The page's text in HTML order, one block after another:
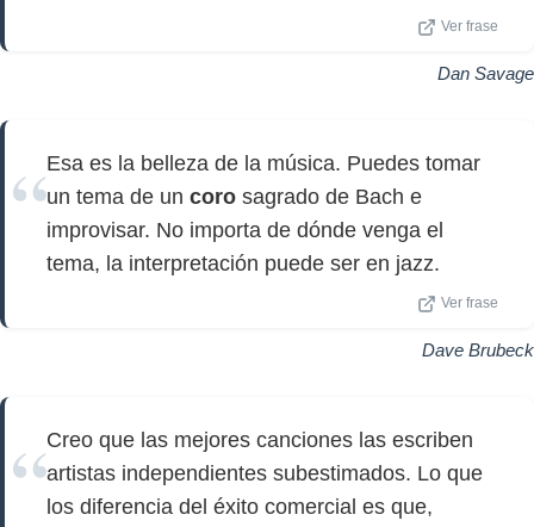
Ver frase
Dan Savage
Esa es la belleza de la música. Puedes tomar
un tema de un coro sagrado de Bach e
improvisar. No importa de dónde venga el
tema, la interpretación puede ser en jazz.
Ver frase
Dave Brubeck
Creo que las mejores canciones las escriben
artistas independientes subestimados. Lo que
los diferencia del éxito comercial es que,